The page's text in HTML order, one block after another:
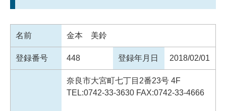
名前 金本 美鈴
登録番号 448 登録年月日 2018/02/01
奈良市大宮町七丁目2番23号 4F
TEL:0742-33-3630 FAX:0742-33-4666